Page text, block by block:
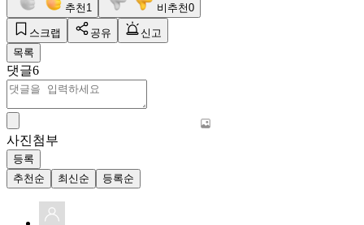
추천 1 비추천0
스크랩 공유
신고
목록
댓글6
사진첨부
등록
추천순
최신순 등록순